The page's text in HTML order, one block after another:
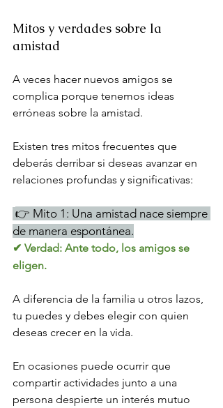
Mitos y verdades sobre la
amistad
A veces hacer nuevos amigos se
complica porque tenemos ideas
erróneas sobre la amistad.
Existen tres mitos frecuentes que
deberás derribar si deseas avanzar en
relaciones profundas y significativas:
👉 Mito 1: Una amistad nace siempre
de manera espontánea.
✔ Verdad: Ante todo, los amigos se
eligen.
A diferencia de la familia u otros lazos,
tu puedes y debes elegir con quien
deseas crecer en la vida.
En ocasiones puede ocurrir que
compartir actividades junto a una
persona despierte un interés mutuo